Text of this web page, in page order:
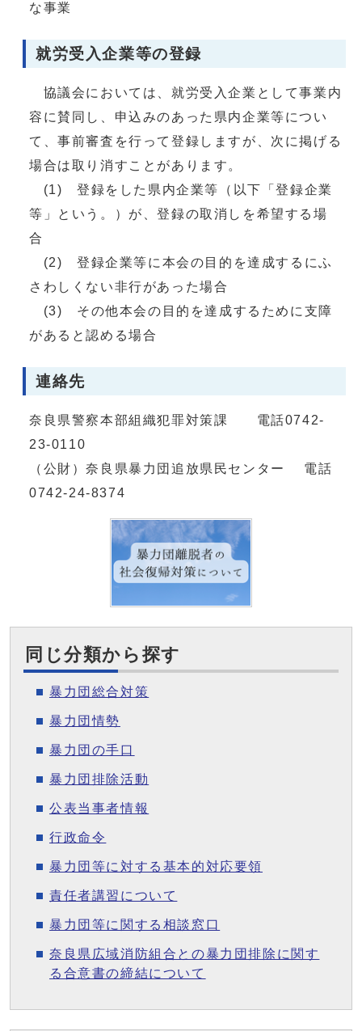
な事業
就労受入企業等の登録
協議会においては、就労受入企業として事業内
容に賛同し、申込みのあった県内企業等につい
て、事前審査を行って登録しますが、次に掲げる
場合は取り消すことがあります。
(1) 登録をした県内企業等（以下「登録企業
等」という。）が、登録の取消しを希望する場
合
(2) 登録企業等に本会の目的を達成するにふ
さわしくない非行があった場合
(3) その他本会の目的を達成するために支障
があると認める場合
連絡先
奈良県警察本部組織犯罪対策課 電話0742-
23-0110
（公財）奈良県暴力団追放県民センター 電話
0742-24-8374
同じ分類から探す
暴力団総合対策
暴力団情勢
暴力団の手口
暴力団排除活動
公表当事者情報
行政命令
暴力団等に対する基本的対応要領
責任者講習について
暴力団等に関する相談窓口
奈良県広域消防組合との暴力団排除に関す
る合意書の締結について